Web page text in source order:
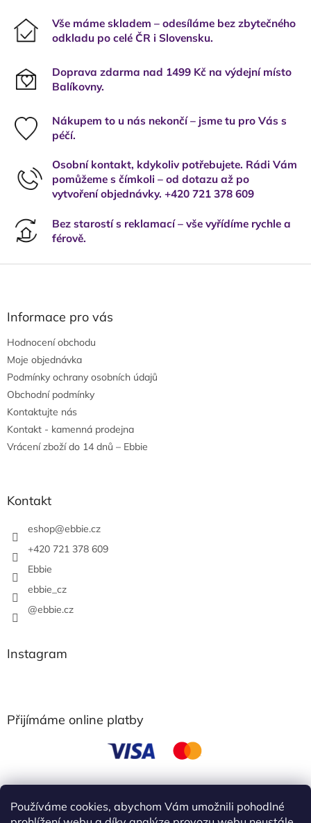
Používáme cookies, abychom Vám umožnili pohodlné
Vše máme skladem – odesíláme bez zbytečného
odkladu po celé ČR i Slovensku.
Doprava zdarma nad 1499 Kč na výdejní místo
Balíkovny.
Nákupem to u nás nekončí – jsme tu pro Vás s
péčí.
Osobní kontakt, kdykoliv potřebujete. Rádi Vám
pomůžeme s čímkoli – od dotazu až po
vytvoření objednávky. +420 721 378 609
Bez starostí s reklamací – vše vyřídíme rychle a
férově.
Informace pro vás
Hodnocení obchodu
Moje objednávka
Podmínky ochrany osobních údajů
Obchodní podmínky
Kontaktujte nás
Kontakt - kamenná prodejna
Vrácení zboží do 14 dnů – Ebbie
Kontakt
eshop@ebbie.cz
+420 721 378 609
Ebbie
ebbie_cz
@ebbie.cz
Instagram
Přijímáme online platby
obchodní podmínky